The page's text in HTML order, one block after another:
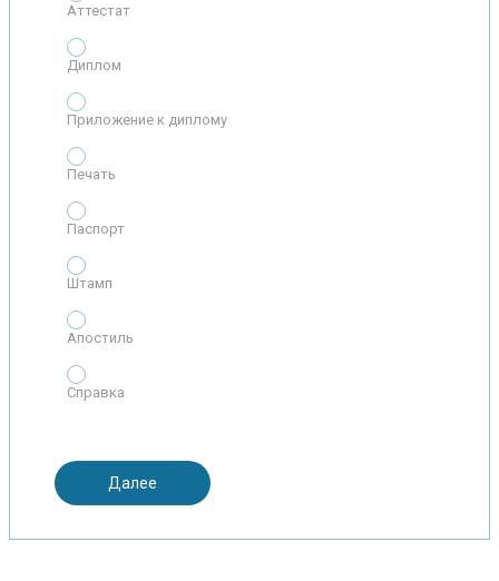
Аттестат
Диплом
Приложение к диплому
Печать
Паспорт
Штамп
Апостиль
Справка
Далее